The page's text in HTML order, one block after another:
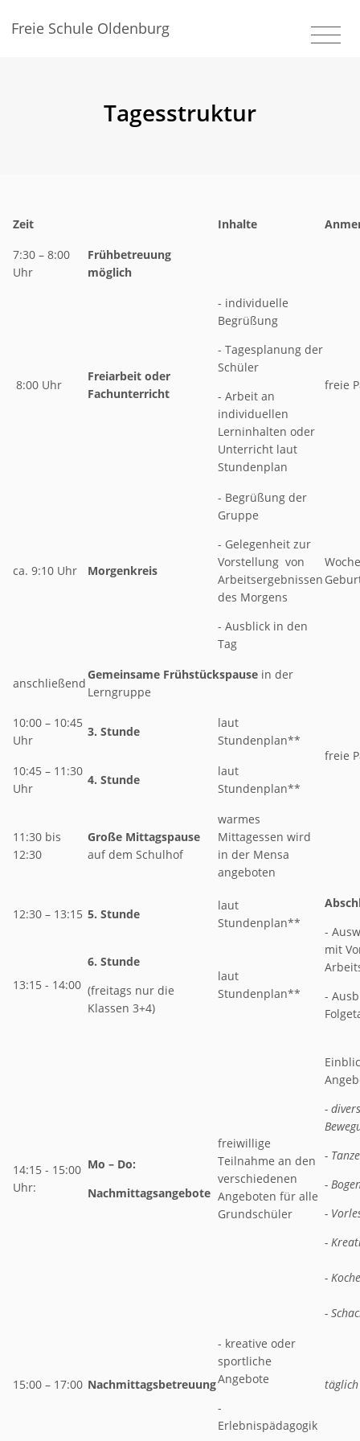
Freie Schule Oldenburg
Tagesstruktur
Zeit Inhalte
7:30 – 8:00
Uhr
Frühbetreuung
möglich
8:00 Uhr
Freiarbeit oder
Fachunterricht
- individuelle
Begrüßung
- Tagesplanung der
Schüler
- Arbeit an
individuellen
Lerninhalten oder
Unterricht laut
Stundenplan
freie
ca. 9:10 Uhr Morgenkreis
- Begrüßung der
Gruppe
- Gelegenheit zur
Vorstellung von
Arbeitsergebnissen
des Morgens
- Ausblick in den
Tag
anschließend
Gemeinsame Frühstückspause in der
Lerngruppe
10:00 – 10:45
Uhr
3. Stunde
laut
Stundenplan**
freie
10:45 – 11:30
Uhr
4. Stunde
laut
Stundenplan**
11:30 bis
12:30
Große Mittagspause
auf dem Schulhof
warmes
Mittagessen wird
in der Mensa
angeboten
12:30 – 13:15 5. Stunde
laut
Stundenplan**
-
mit
-
13:15 - 14:00
6. Stunde
(freitags nur die
Klassen 3+4)
laut
Stundenplan**
14:15 - 15:00
Uhr:
Mo – Do:
Nachmittagsangebote
freiwillige
Teilnahme an den
verschiedenen
Angeboten für alle
Grundschüler
-
-
-
-
-
-
-
15:00 – 17:00 Nachmittagsbetreuung
- kreative oder
sportliche
Angebote
-
Erlebnispädagogik